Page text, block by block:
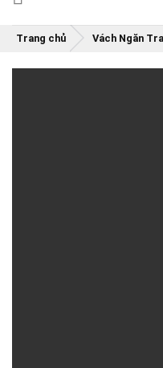
Trang chủ Vách Ngăn